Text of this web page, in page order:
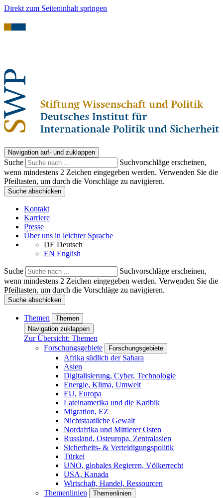
Direkt zum Seiteninhalt springen
Navigation auf- und zuklappen
Suche
Suchvorschläge erscheinen,
wenn mindestens 2 Zeichen eingegeben werden. Verwenden Sie die
Pfeiltasten, um durch die Vorschläge zu navigieren.
Suche abschicken
Kontakt
Karriere
Presse
Über uns in leichter Sprache
DE Deutsch
EN English
Suche
Suchvorschläge erscheinen,
wenn mindestens 2 Zeichen eingegeben werden. Verwenden Sie die
Pfeiltasten, um durch die Vorschläge zu navigieren.
Suche abschicken
Themen
Themen
Navigation zuklappen
Zur Übersicht: Themen
Forschungsgebiete
Forschungsgebiete
Afrika südlich der Sahara
Asien
Digitalisierung, Cyber, Technologie
Energie, Klima, Umwelt
EU, Europa
Lateinamerika und die Karibik
Migration, EZ
Nichtstaatliche Gewalt
Nordafrika und Mittlerer Osten
Russland, Osteuropa, Zentralasien
Sicherheits- & Verteidigungspolitik
Türkei
UNO, globales Regieren, Völkerrecht
USA, Kanada
Wirtschaft, Handel, Ressourcen
Themenlinien
Themenlinien